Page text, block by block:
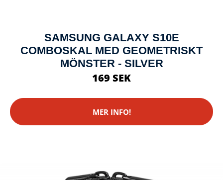
SAMSUNG GALAXY S10E
COMBOSKAL MED GEOMETRISKT
MÖNSTER - SILVER
169 SEK
MER INFO!